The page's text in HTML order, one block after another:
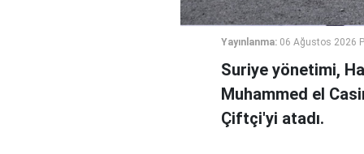
Yayınlanma: 06 Ağustos 2026
Suriye yönetimi,
Muhammed el
Çiftçi'yi atadı.